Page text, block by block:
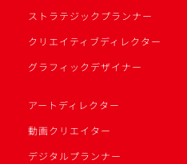
ストラテジックプランナー
クリエイティブディレクター
グラフィックデザイナー
アートディレクター
動画クリエイター
デジタルプランナー